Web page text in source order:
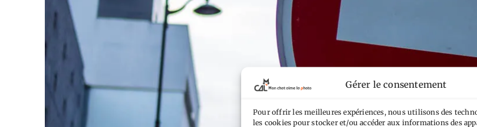
Gérer le consentement
Pour offrir les meilleures expériences, nous utilisons des
les cookies pour stocker et/ou accéder aux informations des